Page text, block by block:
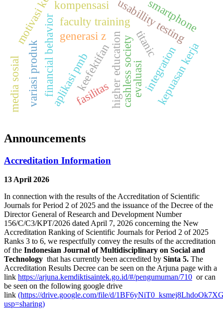
aplikasi pmbkeefektifan evaluasi
usabillity testing
higher education integration
faculty training
financial behavior cashless society
kompensasi
motivasi kerja
kepuasan kerja
fasilitas
variasi produk
smartphone
generasi z
media sosial
titanic
Announcements
Accreditation Information
13 April 2026
In connection with the results of the Accreditation of Scientific
Journals for Period 2 of 2025 and the issuance of the Decree of the
Director General of Research and Development Number
156/C/C3/KPT/2026 dated April 7, 2026 concerning the New
Accreditation Ranking of Scientific Journals for Period 2 of 2025
Ranks 3 to 6, we respectfully convey the results of the accreditation
of the Indonesian Journal of Multidisciplinary on Social and
Technology that has currently been accredited by Sinta 5. The
Accreditation Results Decree can be seen on the Arjuna page with a
link https://arjuna.kemdiktisaintek.go.id/#/pengumuman/710 or can
be seen on the following google drive
link (https://drive.google.com/file/d/
usp=sharing)